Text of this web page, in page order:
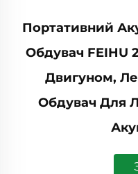
Портативний
Обдувач FEIHU
Двигуном,
Обдувач Для